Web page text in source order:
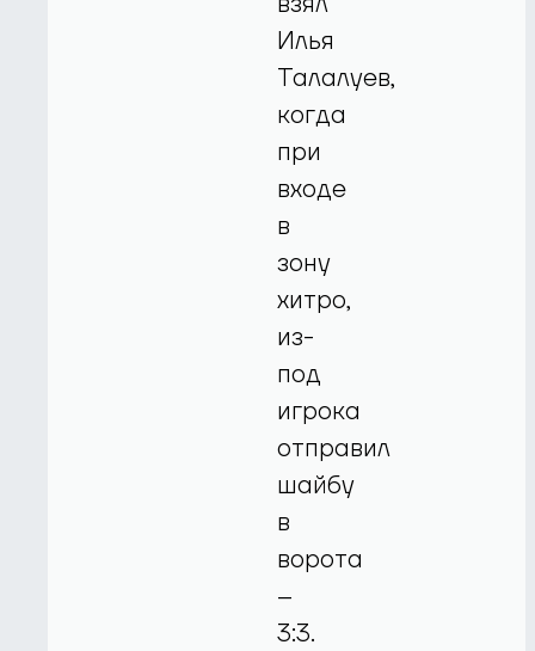
Илья
Талалуев,
когда
при
входе
в
зону
хитро,
из-
под
игрока
отправил
шайбу
в
ворота
–
3:3.